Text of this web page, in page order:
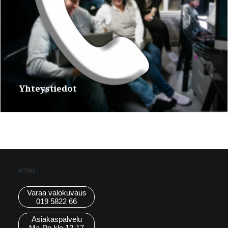
Yhteystiedot
HTML
Varaa valokuvaus
019 5822 66
Asiakaspalvelu